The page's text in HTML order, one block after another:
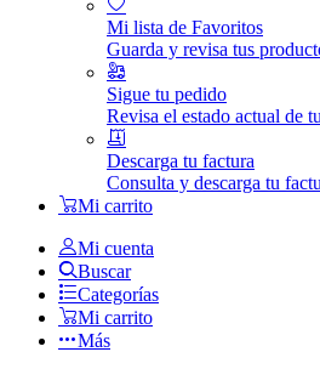
Mi lista de Favoritos
Guarda y revisa tus
Sigue tu pedido
Revisa el estado actual de
Descarga tu factura
Consulta y descarga tu
Mi carrito
Mi cuenta
Buscar
Categorías
Mi carrito
Más